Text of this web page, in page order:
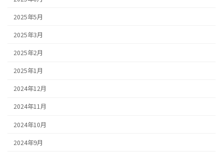
2025年5月
2025年3月
2025年2月
2025年1月
2024年12月
2024年11月
2024年10月
2024年9月